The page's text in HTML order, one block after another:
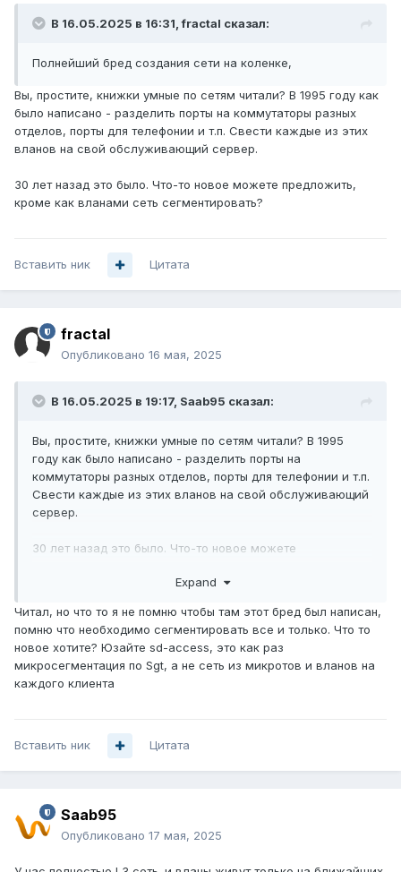
подсети и т.п.
В 16.05.2025 в 16:31,fractal сказал:
Полнейший бред создания сети на коленке,
Вы, простите, книжки умные по сетям читали? В 1995 году как
было написано - разделить порты на коммутаторы разных
отделов, порты для телефонии и т.п. Свести каждые из этих
вланов на свой обслуживающий сервер.
30 лет назад это было. Что-то новое можете предложить,
кроме как вланами сеть сегментировать?
Вставить ник Цитата
fractal
Опубликовано 16 мая, 2025
В 16.05.2025 в 19:17, Saab95 сказал:
Вы, простите, книжки умные по сетям читали? В 1995
году как было написано - разделить порты на
коммутаторы разных отделов, порты для телефонии и т.п.
Свести каждые из этих вланов на свой обслуживающий
сервер.
30 лет назад это было. Что-то новое можете
Expand
Читал, но что то я не помню чтобы там этот бред был написан,
помню что необходимо сегментировать все и только. Что то
новое хотите? Юзайте sd-access, это как раз
микросегментация по Sgt, а не сеть из микротов и вланов на
каждого клиента
Вставить ник Цитата
Saab95
Опубликовано 17 мая, 2025